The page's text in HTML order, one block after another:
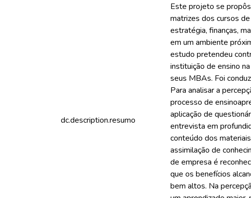
dc.description.resumo
Este projeto se
matrizes dos cursos
estratégia, finanças,
em um ambiente
estudo pretendeu
instituição de ensino
seus MBAs. Foi
Para analisar a
processo de
aplicação de
entrevista em
conteúdo dos
assimilação de
de empresa é
que os benefícios
bem altos. Na